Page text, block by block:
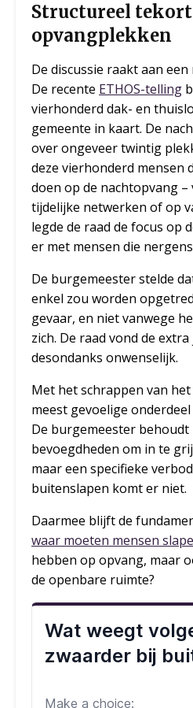
Structureel tekort
opvangplekken
De discussie raakt aan
De recente ETHOS-telling
vierhonderd dak- en
gemeente in kaart. De
over ongeveer twintig
deze vierhonderd mensen
doen op de nachtopvang
tijdelijke netwerken of op
legde de raad de focus op
er met mensen die
De burgemeester stelde
enkel zou worden
gevaar, en niet vanwege
zich. De raad vond de
desondanks onwenselijk.
Met het schrappen van
meest gevoelige onderdeel
De burgemeester behoudt
bevoegdheden om in te
maar een specifieke
buitenslapen komt er niet.
Daarmee blijft de
waar moeten mensen
hebben op opvang, maar
de openbare ruimte?